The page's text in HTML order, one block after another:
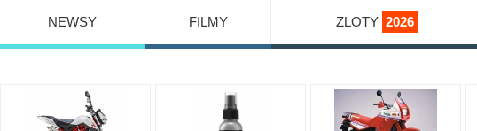
NEWSY FILMY ZLOTY 2026